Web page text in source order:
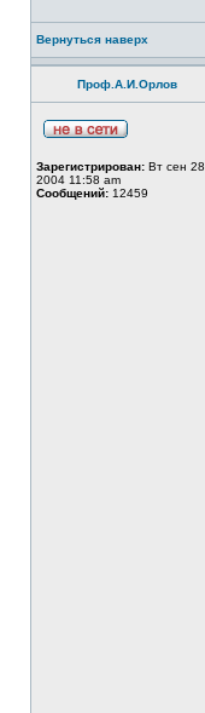
Вернуться наверх
Проф.А.И.Орлов
Зарегистрирован: Вт сен 28,
2004 11:58 am
Сообщений: 12459